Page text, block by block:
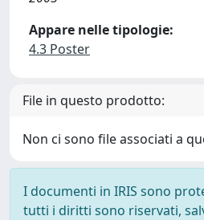
Appare nelle tipologie:
4.3 Poster
File in questo prodotto:
Non ci sono file associati a
I documenti in IRIS sono
tutti i diritti sono riservati,